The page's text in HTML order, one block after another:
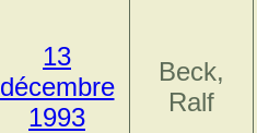
13
décembre
1993
Beck,
Ralf